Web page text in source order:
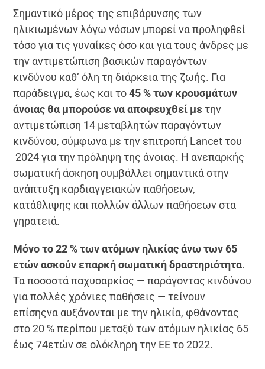
Σημαντικό μέρος της επιβάρυνσης των
ηλικιωμένων λόγω νόσων μπορεί να προληφθεί
τόσο για τις γυναίκες όσο και για τους άνδρες με
την αντιμετώπιση βασικών παραγόντων
κινδύνου καθ’ όλη τη διάρκεια της ζωής. Για
παράδειγμα, έως και το45 % των κρουσμάτων
άνοιας θα μπορούσε να αποφευχθεί μετην
αντιμετώπιση 14 μεταβλητών παραγόντων
κινδύνου, σύμφωνα με την επιτροπή Lancet του
2024 για την πρόληψη της άνοιας. Η ανεπαρκής
σωματική άσκηση συμβάλλει σημαντικά στην
ανάπτυξη καρδιαγγειακών παθήσεων,
κατάθλιψης και πολλών άλλων παθήσεων στα
γηρατειά.
Μόνο το 22 % των ατόμων ηλικίας άνω των 65
ετών ασκούν επαρκή σωματική δραστηριότητα.
Τα ποσοστά παχυσαρκίας — παράγοντας κινδύνου
για πολλές χρόνιες παθήσεις — τείνουν
επίσηςνα αυξάνονται με την ηλικία, φθάνοντας
στο 20 % περίπου μεταξύ των ατόμων ηλικίας 65
έως 74ετών σε ολόκληρη την ΕΕ το 2022.